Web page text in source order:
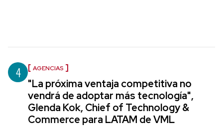
4 AGENCIAS
"La próxima ventaja competitiva no
vendrá de adoptar más tecnología",
Glenda Kok, Chief of Technology &
Commerce para LATAM de VML